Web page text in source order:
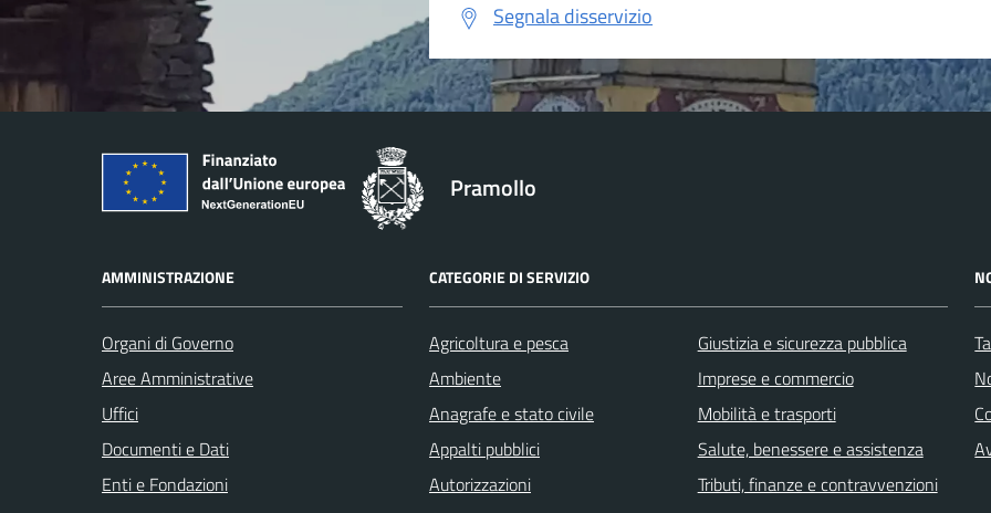
Segnala disservizio
Pramollo
AMMINISTRAZIONE
Organi di Governo
Aree Amministrative
Uffici
Documenti e Dati
Enti e Fondazioni
CATEGORIE DI SERVIZIO
Agricoltura e pesca
Ambiente
Anagrafe e stato civile
Appalti pubblici
Autorizzazioni
Giustizia e sicurezza pubblica
Imprese e commercio
Mobilità e trasporti
Salute, benessere e assistenza
Tributi, finanze e contravvenzioni